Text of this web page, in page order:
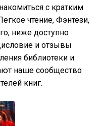
с кратким
чтение, Фэнтези,
ниже доступно
и отзывы
библиотеки и
наше сообщество
книг.